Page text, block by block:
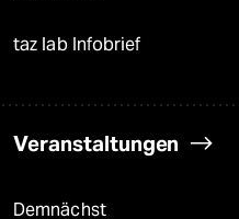
taz lab Infobrief
Veranstaltungen
Demnächst